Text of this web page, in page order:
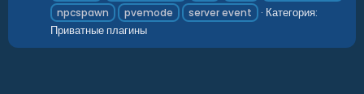
npcspawn
pvemode server event
Категория:
Приватные плагины